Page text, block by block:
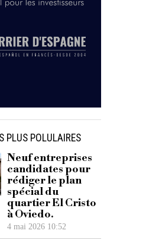
PLUS POLULAIRES
Neuf entreprises
candidates pour
rédiger le plan
spécial du
quartier El Cristo
à Oviedo.
4 mai 2026 10:52